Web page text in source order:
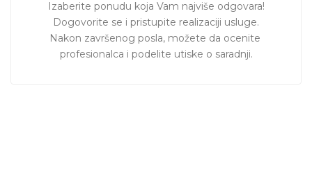
Izaberite ponudu koja Vam najviše odgovara!
Dogovorite se i pristupite realizaciji usluge.
Nakon završenog posla, možete da ocenite
profesionalca i podelite utiske o saradnji.